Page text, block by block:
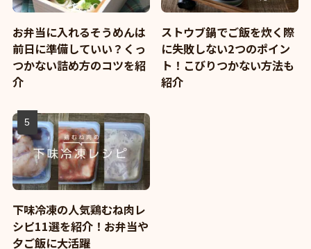
お弁当に入れるそうめんは
前日に準備していい？くっ
つかない詰め方のコツを紹
介
ストウブ鍋でご飯を炊く際
に失敗しない2つのポイン
ト！こびりつかない方法も
紹介
下味冷凍の人気鶏むね肉レ
シピ11選を紹介！お弁当や
夕ご飯に大活躍